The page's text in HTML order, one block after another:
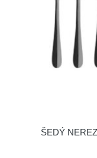
ŠEDÝ